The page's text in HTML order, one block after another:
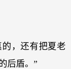
，还有把夏老
后盾。”